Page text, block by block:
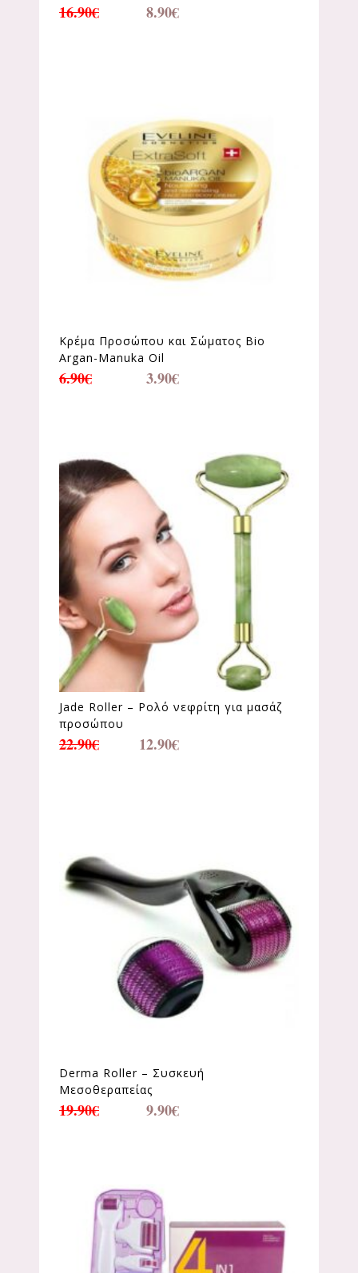
16.90€ 8.90€
Κρέμα Προσώπου και Σώματος Bio
Argan-Manuka Oil
6.90€ 3.90€
Jade Roller – Ρολό νεφρίτη για μασάζ
προσώπου
22.90€ 12.90€
Derma Roller – Συσκευή
Μεσοθεραπείας
19.90€ 9.90€